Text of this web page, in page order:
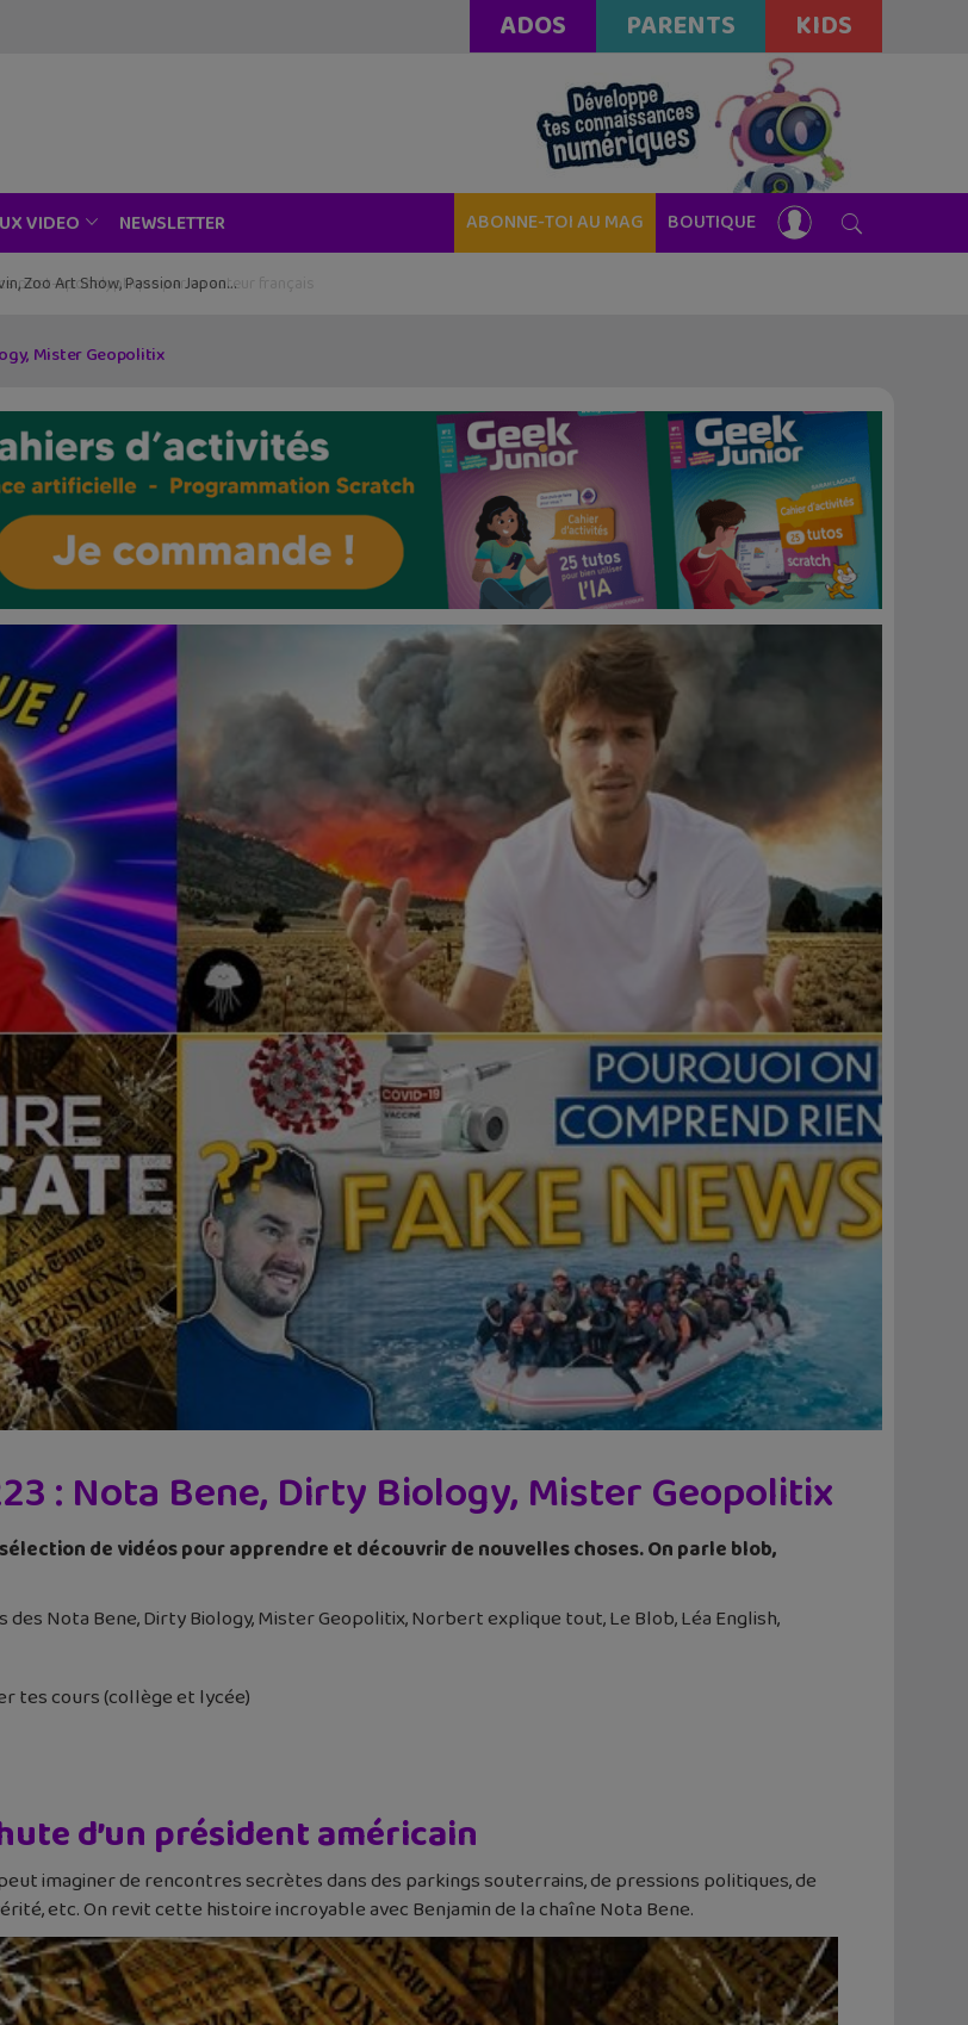
ADOS PARENTS KIDS
VIDEO NEWSLETTER ABONNE-TOI AU MAG BOUTIQUE
avec la Bretagne en toile de fond
Mister Geopolitix
: Nota Bene, Dirty Biology, Mister Geopolitix
de vidéos pour apprendre et découvrir de nouvelles choses. On parle blob,
Nota Bene, Dirty Biology, Mister Geopolitix, Norbert explique tout, Le Blob, Léa English,
tes cours (collège et lycée)
d’un président américain
imaginer de rencontres secrètes dans des parkings souterrains, de pressions politiques, de
etc. On revit cette histoire incroyable avec Benjamin de la chaîne Nota Bene.